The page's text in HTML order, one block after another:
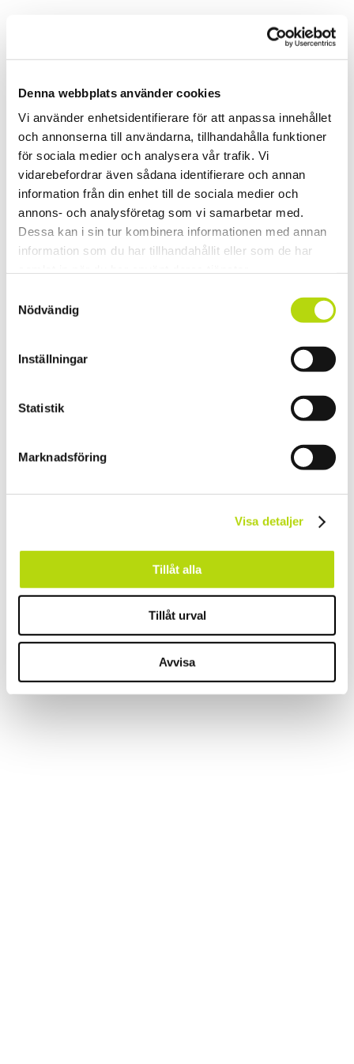
Denna webbplats använder cookies
Vi använder enhetsidentifierare för att anpassa innehållet
och annonserna till användarna, tillhandahålla funktioner
för sociala medier och analysera vår trafik. Vi
vidarebefordrar även sådana identifierare och annan
information från din enhet till de sociala medier och
annons- och analysföretag som vi samarbetar med.
Dessa kan i sin tur kombinera informationen med annan
information som du har tillhandahållit eller som de har
Nödvändig
Inställningar
Statistik
Marknadsföring
Visa detaljer
Tillåt alla
Tillåt urval
Avvisa